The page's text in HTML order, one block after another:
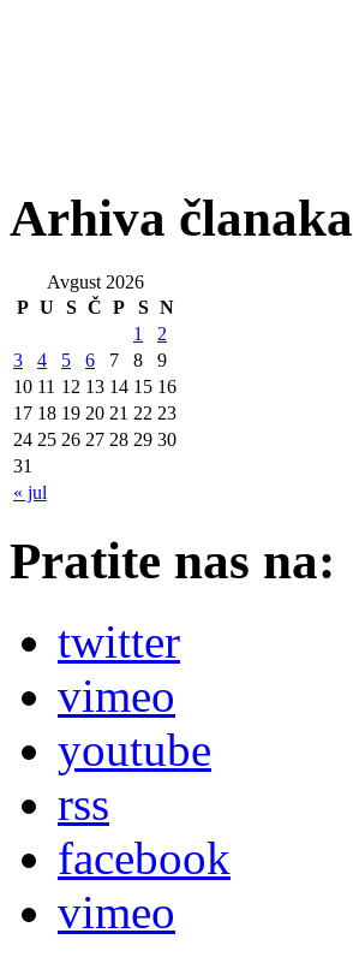
Arhiva članaka
Avgust 2026
P U S Č P S N
« jul
1
2
3
4 5 6 7 8
9
10 11 12 13 14 15 16
17 18 19 20 21 22 23
24 25 26 27 28 29 30
31
Pratite nas na:
twitter
vimeo
youtube
rss
facebook
vimeo